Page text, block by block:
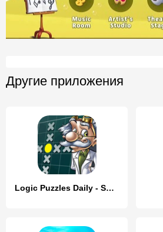
Другие приложения
Logic Puzzles Daily - Solve Lo